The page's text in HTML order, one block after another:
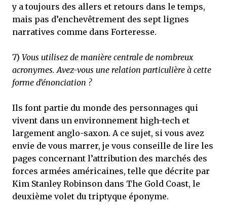
y a toujours des allers et retours dans le temps,
mais pas d’enchevêtrement des sept lignes
narratives comme dans Forteresse.
7) Vous utilisez de manière centrale de nombreux
acronymes. Avez-vous une relation particulière à cette
forme d’énonciation ?
Ils font partie du monde des personnages qui
vivent dans un environnement high-tech et
largement anglo-saxon. A ce sujet, si vous avez
envie de vous marrer, je vous conseille de lire les
pages concernant l’attribution des marchés des
forces armées américaines, telle que décrite par
Kim Stanley Robinson dans The Gold Coast, le
deuxième volet du triptyque éponyme.